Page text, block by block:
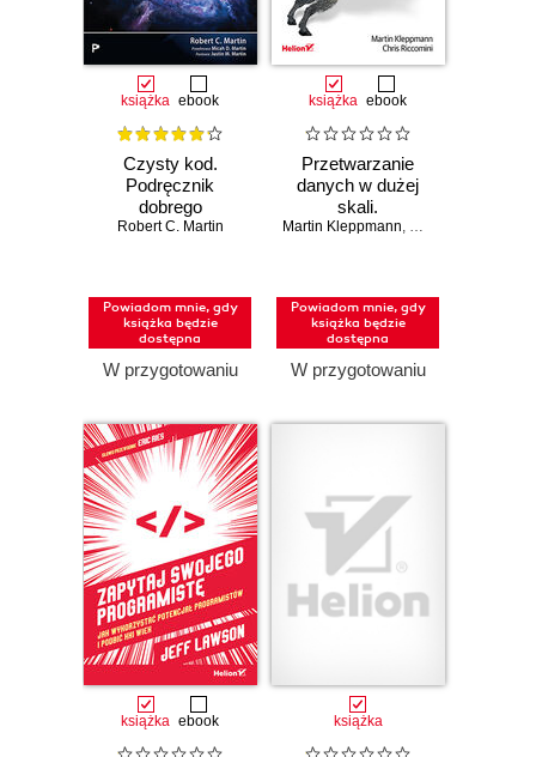
książka ebook
Czysty kod.
Podręcznik
dobrego
programisty.
Robert C. Martin
Powiadom mnie, gdy
książka będzie
dostępna
W przygotowaniu
książka ebook
Przetwarzanie
danych w dużej
skali.
Niezawodność,
systemów.
Wydanie II
Martin Kleppmann, Chris Riccomini
Powiadom mnie, gdy
książka będzie
dostępna
W przygotowaniu
książka ebook książka